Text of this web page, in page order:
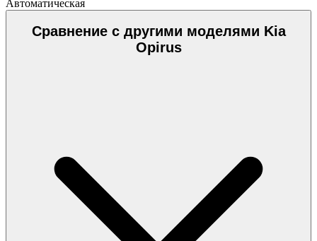
Автоматическая
Сравнение с другими моделями Kia
Opirus